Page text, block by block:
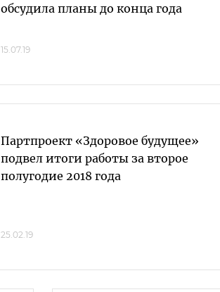
обсудила планы до конца года
15.07.19
Партпроект «Здоровое будущее»
подвел итоги работы за второе
полугодие 2018 года
25.02.19